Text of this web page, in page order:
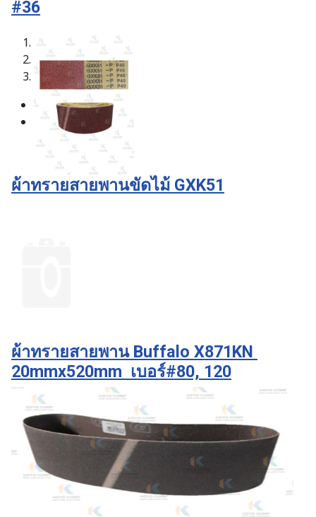
#36
1
2
3
ผ้าทรายสายพานขัดไม้ GXK51
ผ้าทรายสายพาน Buffalo X871KN
20mmx520mm เบอร์#80, 120